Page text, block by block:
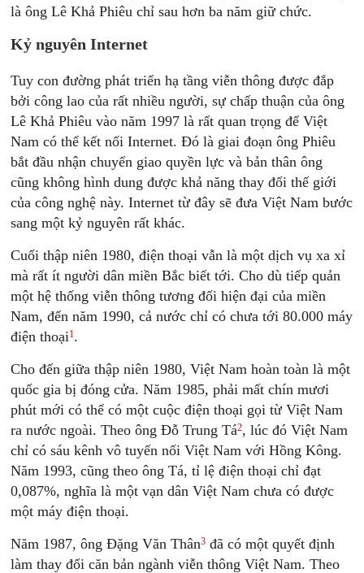
là ông Lê Khả Phiêu chỉ sau hơn ba năm giữ chức.
Kỷ nguyên Internet
Tuy con đường phát triển hạ tầng viễn thông được đắp
bởi công lao của rất nhiều người, sự chấp thuận của ông
Lê Khả Phiêu vào năm 1997 là rất quan trọng để Việt
Nam có thể kết nối Internet. Đó là giai đoạn ông Phiêu
bắt đầu nhận chuyển giao quyền lực và bản thân ông
cũng không hình dung được khả năng thay đổi thế giới
của công nghệ này. Internet từ đây sẽ đưa Việt Nam bước
sang một kỷ nguyên rất khác.
Cuối thập niên 1980, điện thoại vẫn là một dịch vụ xa xỉ
mà rất ít người dân miền Bắc biết tới. Cho dù tiếp quản
một hệ thống viễn thông tương đối hiện đại của miền
Nam, đến năm 1990, cả nước chỉ có chưa tới 80.000 máy
điện thoại1 .
Cho đến giữa thập niên 1980, Việt Nam hoàn toàn là một
quốc gia bị đóng cửa. Năm 1985, phải mất chín mươi
phút mới có thể có một cuộc điện thoại gọi từ Việt Nam
ra nước ngoài. Theo ông Đỗ Trung Tá2, lúc đó Việt Nam
chỉ có sáu kênh vô tuyến nối Việt Nam với Hồng Kông.
Năm 1993, cũng theo ông Tá, tỉ lệ điện thoại chỉ đạt
0,087%, nghĩa là một vạn dân Việt Nam chưa có được
một máy điện thoại.
Năm 1987, ông Đặng Văn Thân3 đã có một quyết định
làm thay đổi căn bản ngành viễn thông Việt Nam. Theo